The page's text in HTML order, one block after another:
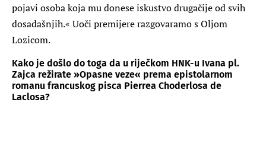
pojavi osoba koja mu donese iskustvo drugačije od svih
dosadašnjih.« Uoči premijere razgovaramo s Oljom
Lozicom.
Kako je došlo do toga da u riječkom HNK-u Ivana pl.
Zajca režirate »Opasne veze« prema epistolarnom
romanu francuskog pisca Pierrea Choderlosa de
Laclosa?